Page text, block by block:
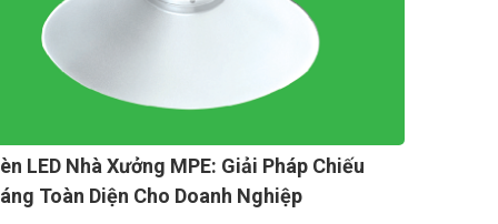
LED Nhà Xưởng MPE: Giải Pháp Chiếu
Toàn Diện Cho Doanh Nghiệp